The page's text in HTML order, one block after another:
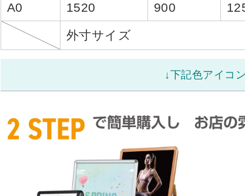
A0
1520 900
外寸サイズ
↓下記色アイコ